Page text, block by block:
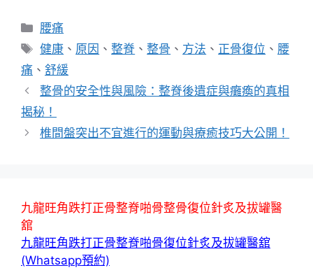
分
類
腰痛
標
籤
健康 、 原因 、整脊 、整骨 、 方法 、 正骨復位 、 腰
痛 、 舒緩
整骨的安全性與風險：整脊後遺症與癱瘓的真相
揭秘！
椎間盤突出不宜進行的運動與療癒技巧大公開！
九龍旺角跌打正骨整脊啪骨整骨復位針炙及拔罐醫
舘
九龍旺角跌打正骨整脊啪骨復位針炙及拔罐醫舘
(Whatsapp預約)